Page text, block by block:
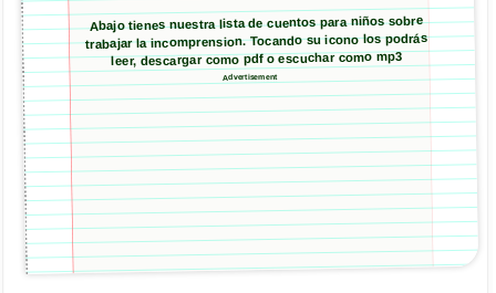
Abajo tienes nuestra lista de cuentos para niños sobre
trabajar la incomprension. Tocando su icono los podrás
leer, descargar como pdf o escuchar como mp3
Advertisement